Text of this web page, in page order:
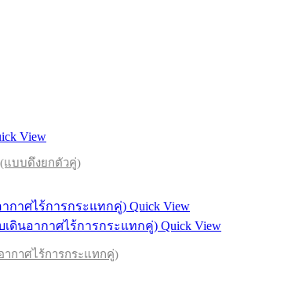
View
แบบดึงยกตัวคู่)
Quick View
Quick View
กาศไร้การกระแทกคู่)